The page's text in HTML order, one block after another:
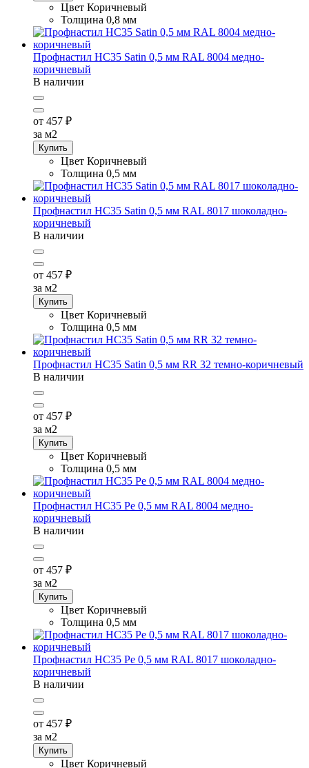
Цвет Коричневый
Толщина 0,8 мм
Профнастил НС35 Satin 0,5 мм RAL 8004 медно-
коричневый
В наличии
от 457 ₽
за м2
Купить
Цвет Коричневый
Толщина 0,5 мм
Профнастил НС35 Satin 0,5 мм RAL 8017 шоколадно-
коричневый
В наличии
от 457 ₽
за м2
Купить
Цвет Коричневый
Толщина 0,5 мм
Профнастил НС35 Satin 0,5 мм RR 32 темно-коричневый
В наличии
от 457 ₽
за м2
Купить
Цвет Коричневый
Толщина 0,5 мм
Профнастил НС35 Pe 0,5 мм RAL 8004 медно-
коричневый
В наличии
от 457 ₽
за м2
Купить
Цвет Коричневый
Толщина 0,5 мм
Профнастил НС35 Pe 0,5 мм RAL 8017 шоколадно-
коричневый
В наличии
от 457 ₽
за м2
Купить
Цвет Коричневый